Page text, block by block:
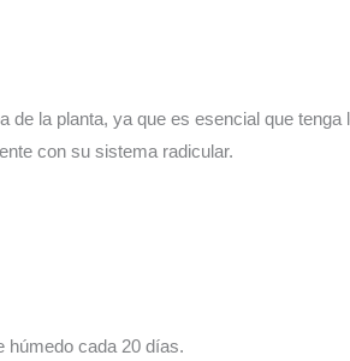
la planta, ya que es esencial que
con su sistema radicular.
húmedo cada 20 días.